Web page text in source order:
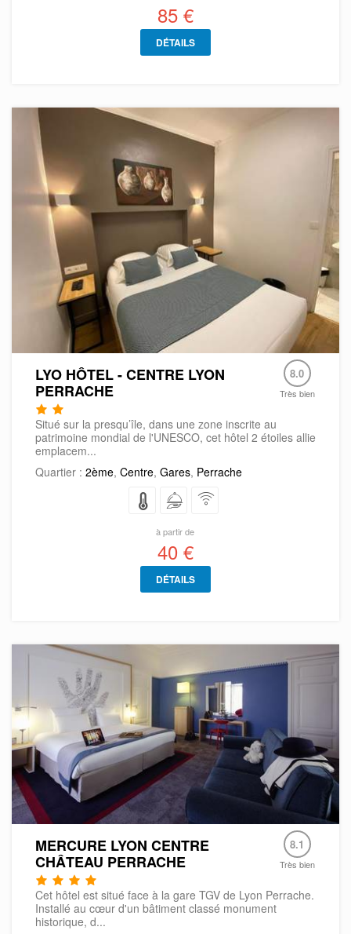
85 €
DÉTAILS
LYO HÔTEL - CENTRE LYON
PERRACHE
8.0
Très bien
Situé sur la presqu’île, dans une zone inscrite au
patrimoine mondial de l'UNESCO, cet hôtel 2 étoiles allie
emplacem...
Quartier : 2ème, Centre, Gares, Perrache
à partir de
40 €
DÉTAILS
MERCURE LYON CENTRE
CHÂTEAU PERRACHE
8.1
Très bien
Cet hôtel est situé face à la gare TGV de Lyon Perrache.
Installé au cœur d'un bâtiment classé monument
historique, d...